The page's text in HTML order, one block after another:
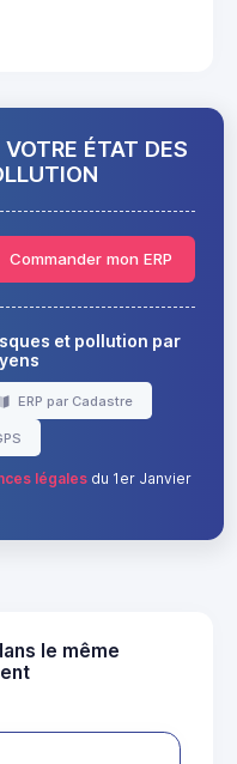
ÉTAT DES
Commander mon ERP
et pollution par
ERP par Cadastre
légalesdu 1er Janvier
le même